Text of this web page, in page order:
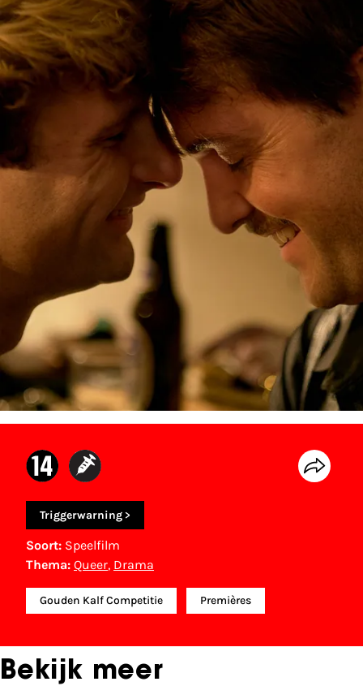
Triggerwarning>
Soort: Speelfilm
Thema: Queer, Drama
Gouden Kalf Competitie Premières
Bekijk meer